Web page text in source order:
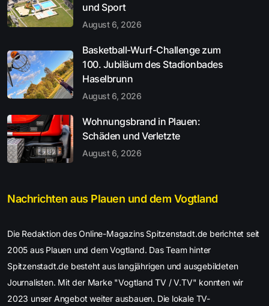
und Sport
August 6, 2026
Basketball-Wurf-Challenge zum
100. Jubiläum des Stadionbades
Haselbrunn
August 6, 2026
Wohnungsbrand in Plauen:
Schäden und Verletzte
August 6, 2026
Nachrichten aus Plauen und dem Vogtland
Die Redaktion des Online-Magazins Spitzenstadt.de berichtet seit
2005 aus Plauen und dem Vogtland. Das Team hinter
Spitzenstadt.de besteht aus langjährigen und ausgebildeten
Journalisten. Mit der Marke "Vogtland TV / V.TV" konnten wir
2023 unser Angebot weiter ausbauen. Die lokale TV-